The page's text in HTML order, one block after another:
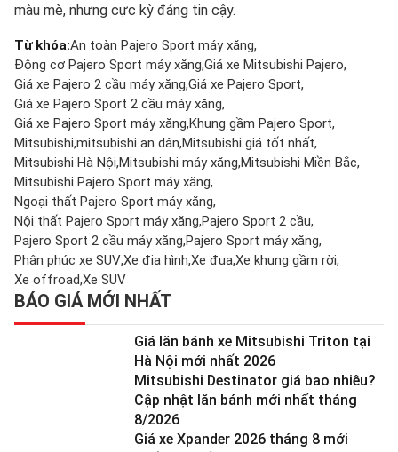
màu mè, nhưng cực kỳ đáng tin cậy.
Từ khóa:An toàn Pajero Sport máy xăng
Động cơ Pajero Sport máy xăng Giá xe Mitsubishi Pajero
Giá xe Pajero 2 cầu máy xăng Giá xe Pajero Sport
Giá xe Pajero Sport 2 cầu máy xăng
Giá xe Pajero Sport máy xăng Khung gầm Pajero Sport
Mitsubishi mitsubishi an dân Mitsubishi giá tốt nhất
Mitsubishi Hà Nội Mitsubishi máy xăng Mitsubishi Miền Bắc
Mitsubishi Pajero Sport máy xăng
Ngoại thất Pajero Sport máy xăng
Nội thất Pajero Sport máy xăng Pajero Sport 2 cầu
Pajero Sport 2 cầu máy xăng Pajero Sport máy xăng
Phân phúc xe SUVXe địa hình Xe đua Xe khung gầm rời
Xe offroad Xe SUV
BÁO GIÁ MỚI NHẤT
Giá lăn bánh xe Mitsubishi Triton tại
Hà Nội mới nhất 2026
Mitsubishi Destinator giá bao nhiêu?
Cập nhật lăn bánh mới nhất tháng
8/2026
Giá xe Xpander 2026 tháng 8 mới